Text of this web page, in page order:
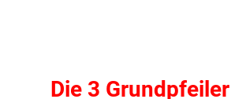
Die 3